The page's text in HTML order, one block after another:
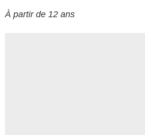
À partir de 12 ans